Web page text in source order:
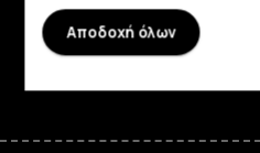
Υποστήριξη
FacebookInstagram
TiktokYoutube
Αποδοχή όλων